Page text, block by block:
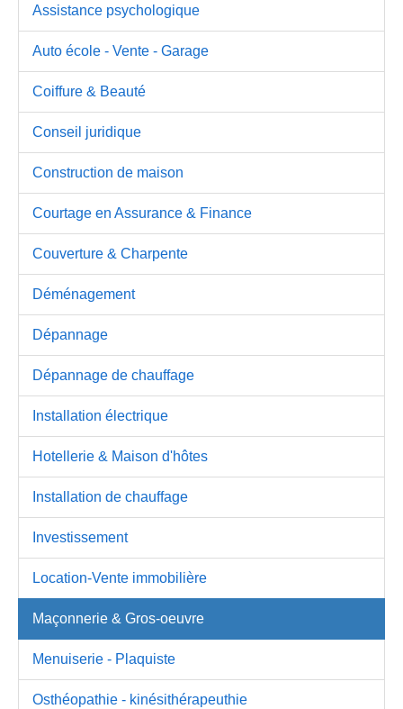
Assistance psychologique
Auto école - Vente - Garage
Coiffure & Beauté
Conseil juridique
Construction de maison
Courtage en Assurance & Finance
Couverture & Charpente
Déménagement
Dépannage
Dépannage de chauffage
Installation électrique
Hotellerie & Maison d'hôtes
Installation de chauffage
Investissement
Location-Vente immobilière
Maçonnerie & Gros-oeuvre
Menuiserie - Plaquiste
Osthéopathie - kinésithérapeuthie